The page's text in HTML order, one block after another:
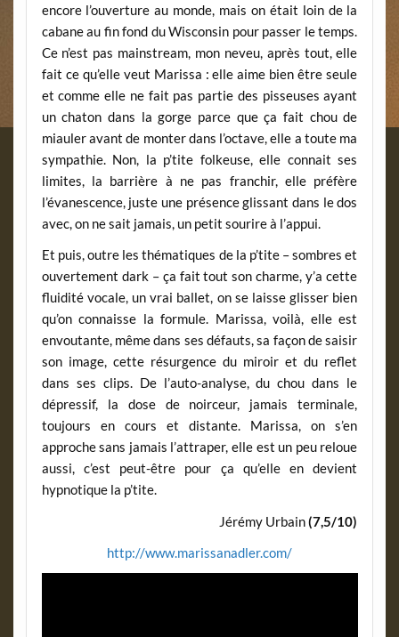
encore l’ouverture au monde, mais on était loin de la
cabane au fin fond du Wisconsin pour passer le temps.
Ce n’est pas mainstream, mon neveu, après tout, elle
fait ce qu’elle veut Marissa : elle aime bien être seule
et comme elle ne fait pas partie des pisseuses ayant
un chaton dans la gorge parce que ça fait chou de
miauler avant de monter dans l’octave, elle a toute ma
sympathie. Non, la p’tite folkeuse, elle connait ses
limites, la barrière à ne pas franchir, elle préfère
l’évanescence, juste une présence glissant dans le dos
avec, on ne sait jamais, un petit sourire à l’appui.
Et puis, outre les thématiques de la p’tite – sombres et
ouvertement dark – ça fait tout son charme, y’a cette
fluidité vocale, un vrai ballet, on se laisse glisser bien
qu’on connaisse la formule. Marissa, voilà, elle est
envoutante, même dans ses défauts, sa façon de saisir
son image, cette résurgence du miroir et du reflet
dans ses clips. De l’auto-analyse, du chou dans le
dépressif, la dose de noirceur, jamais terminale,
toujours en cours et distante. Marissa, on s’en
approche sans jamais l’attraper, elle est un peu reloue
aussi, c’est peut-être pour ça qu’elle en devient
hypnotique la p’tite.
Jérémy Urbain(7,5/10)
http://www.marissanadler.com/